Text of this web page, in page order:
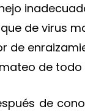
de virus
de
de todo
de